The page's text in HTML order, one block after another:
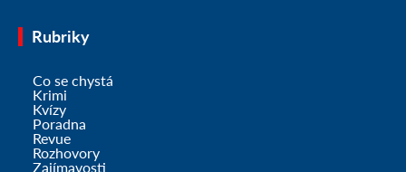
Rubriky
Co se chystá
Krimi
Kvízy
Poradna
Revue
Rozhovory
Zajímavosti